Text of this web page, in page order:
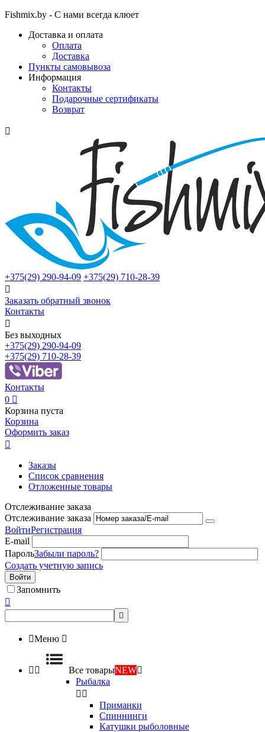
Fishmix.by - С нами всегда клюет
Доставка и оплата
Оплата
Доставка
Пункты самовывоза
Информация
Контакты
Подарочные сертификаты
Возврат

+375(29) 290-94-09 +375(29) 710-28-39

Заказать обратный звонок
Контакты

Без выходных
+375(29) 290-94-09
+375(29) 710-28-39
Контакты
0 
Корзина пуста
Корзина
Оформить заказ

Заказы
Список сравнения
Отложенные товары
Отслеживание заказа
Отслеживание заказа
ВойтиРегистрация
E-mail
ПарольЗабыли пароль?
Создать учетную запись
Войти
Запомнить


Меню 
  Все товарыNEW
Рыбалка
 
Приманки
Спиннинги
Катушки рыболовные